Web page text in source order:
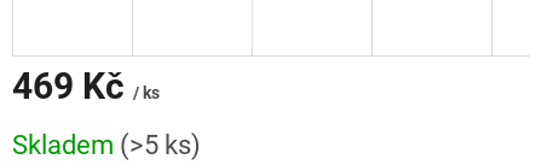
469 Kč / ks
cena:
Skladem (>5 ks)